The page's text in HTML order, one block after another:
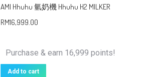
AMI Hhuhu 氫奶機 Hhuhu H2 MILKER
RM16,999.00
Purchase & earn 16,999 points!
Add to cart